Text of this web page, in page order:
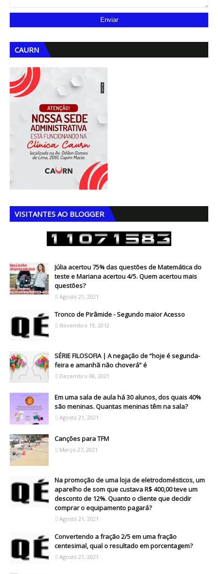
CAURN
VISITANTES AO BLOGGER
Júlia acertou 75% das questões de Matemática do
teste e Mariana acertou 4/5. Quem acertou mais
questões?
Agosto 21, 2021
Tronco de Pirâmide - Segundo maior Acesso
Novembro 19, 2012
SÉRIE FILOSOFIA | A negação de “hoje é segunda-
feira e amanhã não choverá” é
Dezembro 08, 2021
Em uma sala de aula há 30 alunos, dos quais 40%
são meninas. Quantas meninas têm na sala?
Agosto 21, 2021
Canções para TFM
Março 27, 2021
Na promoção de uma loja de eletrodomésticos, um
aparelho de som que custava R$ 400,00 teve um
desconto de 12%. Quanto o cliente que decidir
comprar o equipamento pagará?
Agosto 21, 2021
Convertendo a fração 2/5 em uma fração
centesimal, qual o resultado em porcentagem?
Agosto 21, 2021